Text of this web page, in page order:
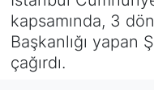
kapsamında, 3
Başkanlığı yapan
çağırdı.
KÖŞE YAZILARI
KÖŞE YAZILARI